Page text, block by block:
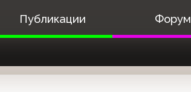
Публикации Форум